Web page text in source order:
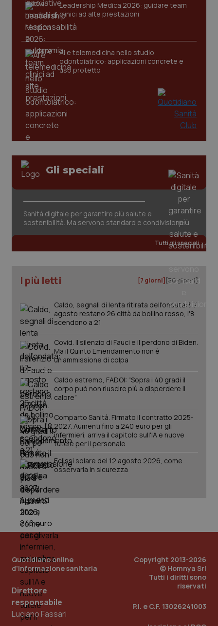
Leadership Medica 2026: guidare team
clinici ad alte prestazioni
AI e telemedicina nello studio
odontoiatrico: applicazioni concrete e
uso protetto
Gli speciali
Sanità digitale per garantire più salute e
sostenibilità. Ma servono standard e condivisione
Tutti gli speciali
I più letti [7 giorni] [30 giorni]
Caldo, segnali di lenta ritirata dell'ondata: il 7
agosto restano 26 città da bollino rosso, l'8
scendono a 21
Covid. Il silenzio di Fauci e il perdono di Biden.
Ma il Quinto Emendamento non è
un’ammissione di colpa
Caldo estremo, FADOI: “Sopra i 40 gradi il
corpo può non riuscire più a disperdere il
calore”
Comparto Sanità. Firmato il contratto 2025-
2027. Aumenti fino a 240 euro per gli
infermieri, arriva il capitolo sull'IA e nuove
tutele per il personale
Eclissi solare del 12 agosto 2026, come
osservarla in sicurezza
Quotidiano online
d'informazione sanitaria
Direttore
responsabile
Luciano Fassari
Copyright 2013-2026
© Homnya Srl
Tutti i diritti sono
riservati
P.I. e C.F. 13026241003
tracking-sites-ironfish-
session-id
mese
PHPSESSID
PHP.net
www.quotidianosanita.it
_ga_KM60CM4NPH .quotidianosanita.it
1
mese